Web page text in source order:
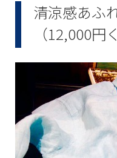
清涼感あふ
（12,000円